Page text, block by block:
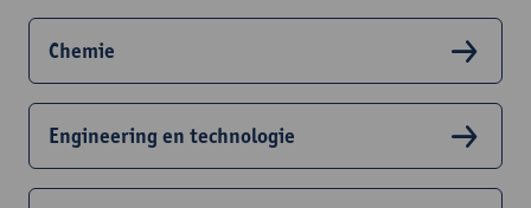
Chemie
Engineering en technologie